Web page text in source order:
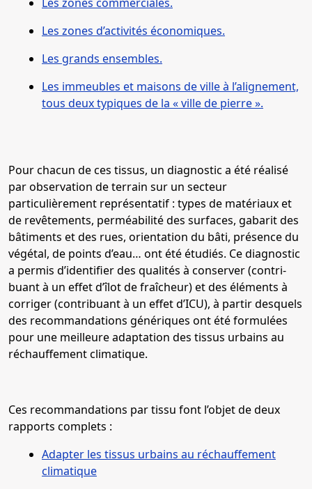
Les zones d’activités économiques.
Les grands ensembles.
Les immeubles et maisons de ville à l’alignement,
tous deux typiques de la « ville de pierre ».
Pour chacun de ces tissus, un diagnostic a été réalisé
par observation de terrain sur un secteur
particulièrement repré­sentatif : types de matériaux et
de revêtements, perméabilité des surfaces, gabarit des
bâtiments et des rues, orientation du bâti, présence du
végétal, de points d’eau… ont été étudiés. Ce diagnostic
a permis d’identifier des qualités à conserver (contri­
buant à un effet d’îlot de fraîcheur) et des éléments à
corriger (contribuant à un effet d’ICU), à partir desquels
des recom­mandations génériques ont été formulées
pour une meilleure adaptation des tissus urbains au
réchauffement climatique.
Ces recommandations par tissu font l’objet de deux
rapports complets :
Adapter les tissus urbains au réchauffement
climatique